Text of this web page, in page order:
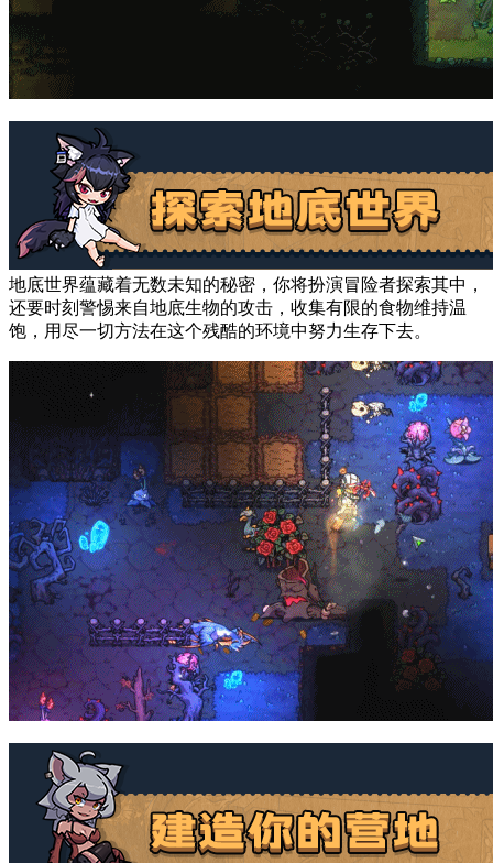
地底世界蕴藏着无数未知的秘密，你将扮演冒险者探索其中，
还要时刻警惕来自地底生物的攻击，收集有限的食物维持温
饱，用尽一切方法在这个残酷的环境中努力生存下去。